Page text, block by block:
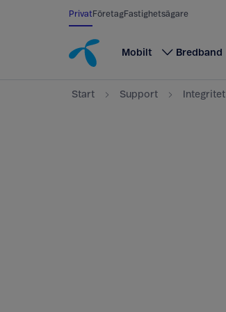
Privat FöretagFastighetsägare
Mobilt Bredband
Start Support Integritet